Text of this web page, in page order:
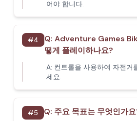
어야 합니다.
#4 Q: Adventure Games
떻게 플레이하나요?
A: 컨트롤을 사용하여 자전거
세요.
#5 Q: 주요 목표는 무엇인가